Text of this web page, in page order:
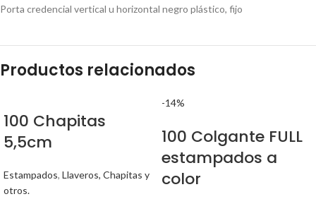
Porta credencial vertical u horizontal negro plástico, fijo
Productos relacionados
100 Chapitas
5,5cm
Estampados, Llaveros, Chapitas y
otros.
-14%
100 Colgante FULL
estampados a
color